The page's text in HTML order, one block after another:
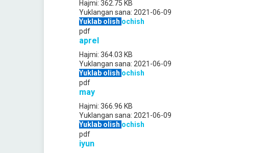
Hajmi: 362.75 KB
Yuklangan sana: 2021-06-09
Yuklab olish ochish
pdf
aprel
Hajmi: 364.03 KB
Yuklangan sana: 2021-06-09
Yuklab olish ochish
pdf
may
Hajmi: 366.96 KB
Yuklangan sana: 2021-06-09
Yuklab olish ochish
pdf
iyun